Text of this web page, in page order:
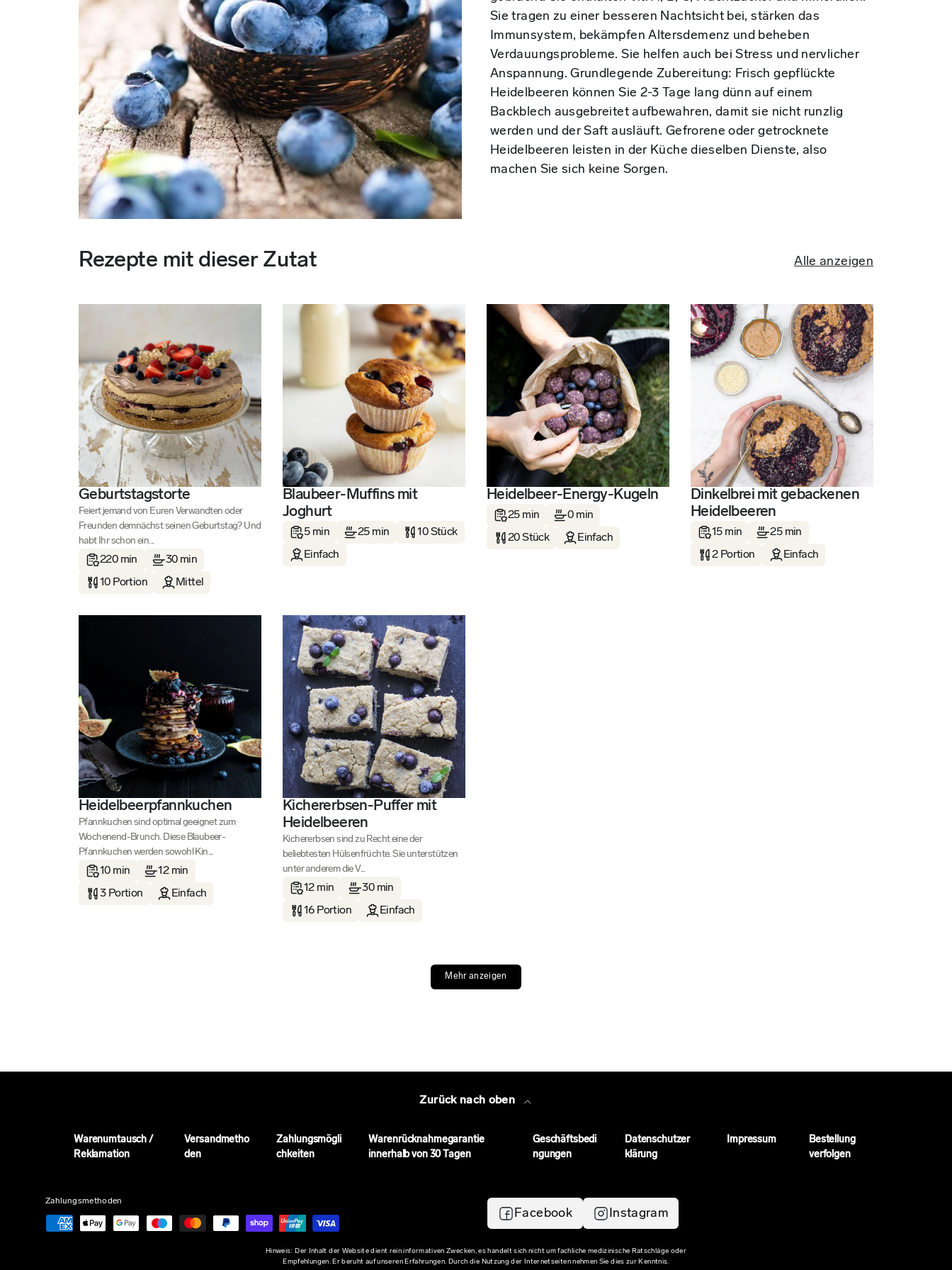
Sie tragen zu einer besseren Nachtsicht bei, stärken das
Immunsystem, bekämpfen Altersdemenz und beheben
Verdauungsprobleme. Sie helfen auch bei Stress und nervlicher
Anspannung. Grundlegende Zubereitung: Frisch gepflückte
Heidelbeeren können Sie 2-3 Tage lang dünn auf einem
Backblech ausgebreitet aufbewahren, damit sie nicht runzlig
werden und der Saft ausläuft. Gefrorene oder getrocknete
Heidelbeeren leisten in der Küche dieselben Dienste, also
machen Sie sich keine Sorgen.
Rezepte mit dieser Zutat Alle anzeigen
Geburtstagstorte
Feiert jemand von Euren Verwandten oder
Freunden demnächst seinen Geburtstag? Und
habt Ihr schon ein...
220 min
30 min
10 Portion
Mittel
Blaubeer-Muffins mit
Joghurt
5 min 25 min
10 Stück
Einfach
Heidelbeer-Energy-Kugeln
25 min
0 min
20 Stück
Einfach
Dinkelbrei mit gebackenen
Heidelbeeren
15 min
25 min
2 Portion
Einfach
Heidelbeerpfannkuchen
Pfannkuchen sind optimal geeignet zum
Wochenend-Brunch. Diese Blaubeer-
Pfannkuchen werden sowohl Kin...
10 min
12 min
3 Portion
Einfach
Kichererbsen-Puffer mit
Heidelbeeren
Kichererbsen sind zu Recht eine der
beliebtesten Hülsenfrüchte. Sie unterstützen
unter anderem die V...
12 min
30 min
16 Portion
Einfach
Mehr anzeigen
Zurück nach oben
Warenumtausch /
Reklamation
Versandmetho
den
Zahlungsmögli
chkeiten
Warenrücknahmegarantie
innerhalb von 30 Tagen
Geschäftsbedi
ngungen
Datenschutzer
klärung
Impressum
Bestellung
verfolgen
Zahlungsmethoden
Facebook Instagram
Hinweis: Der Inhalt der Website dient rein informativen Zwecken, es handelt sich nicht um fachliche medizinische Ratschläge oder
Empfehlungen. Er beruht auf unseren Erfahrungen. Durch die Nutzung der Internetseiten nehmen Sie dies zur Kenntnis.